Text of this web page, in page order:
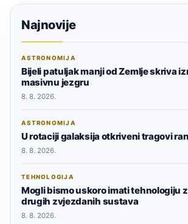
Najnovije
ASTRONOMIJA
Bijeli patuljak manji od Zemlje skriva
masivnu jezgru
8. 8. 2026.
ASTRONOMIJA
U rotaciji galaksija otkriveni tragovi
8. 8. 2026.
TEHNOLOGIJA
Mogli bismo uskoro imati tehnologiju
drugih zvjezdanih sustava
8. 8. 2026.